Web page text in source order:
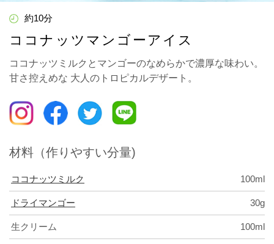
約10分
ココナッツマンゴーアイス
ココナッツミルクとマンゴーのなめらかで濃厚な味わい。
甘さ控えめな 大人のトロピカルデザート。
材料（作りやすい分量)
ココナッツミルク 100ml
ドライマンゴー 30g
生クリーム 100ml